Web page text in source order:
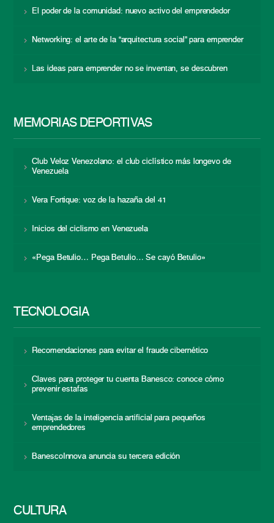
El poder de la comunidad: nuevo activo del emprendedor
Networking: el arte de la “arquitectura social” para emprender
Las ideas para emprender no se inventan, se descubren
MEMORIAS DEPORTIVAS
Club Veloz Venezolano: el club ciclístico más longevo de
Venezuela
Vera Fortique: voz de la hazaña del 41
Inicios del ciclismo en Venezuela
«Pega Betulio… Pega Betulio… Se cayó Betulio»
TECNOLOGÍA
Recomendaciones para evitar el fraude cibernético
Claves para proteger tu cuenta Banesco: conoce cómo
prevenir estafas
Ventajas de la inteligencia artificial para pequeños
emprendedores
BanescoInnova anuncia su tercera edición
CULTURA